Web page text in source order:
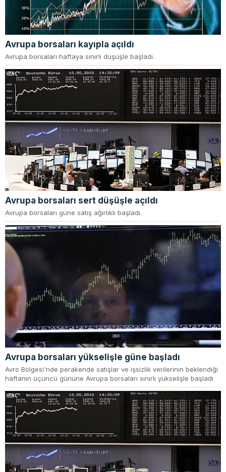
Avrupa borsaları kayıpla açıldı
Avrupa borsaları haftaya sınırlı düşüşle başladı.
Avrupa borsaları sert düşüşle açıldı
Avrupa borsaları güne satış ağırlıklı başladı.
Avrupa borsaları yükselişle güne başladı
Avro Bölgesi'nde perakende satışlar ve işsizlik verilerinin beklendiği
haftanın üçüncü gününe Avrupa borsaları sınırlı yükselişle başladı